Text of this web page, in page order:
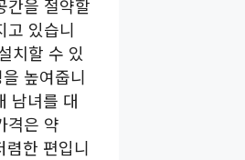
간을 절약할
고 있습니
치할 수 있
높여줍니
남녀를 대
격은 약
한 편입니